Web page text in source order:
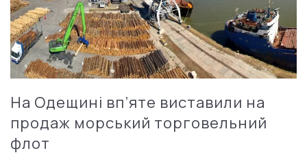
На Одещині вп’яте виставили на
продаж морський торговельний
флот